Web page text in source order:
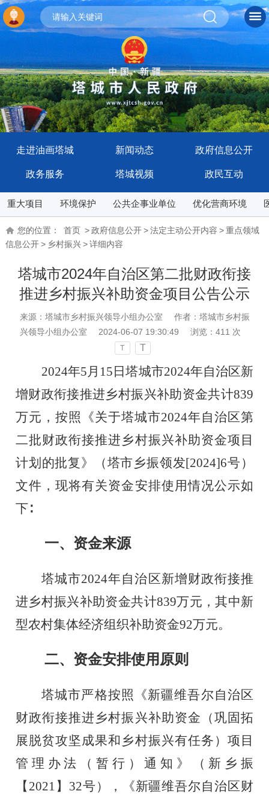
走进油画塔城 新闻动态 政府信息公开
政务服务 塔城视频 政民互动
重大项目 环境保护 公共企事业单位 优化营商环境
您的位置： 首页 >政府信息公开>法定主动公开内容 >重点领域
信息公开> 乡村振兴>详细内容
塔城市2024年自治区第二批财政衔接
推进乡村振兴补助资金项目公告公示
来源：塔城市乡村振兴领导小组办公室
作者：塔城市乡村振
兴领导小组办公室
2024-06-07 19:30:49 浏览： 411 次
T T
2024年5月15日塔城市2024年自治区新
增财政衔接推进乡村振兴补助资金共计839
万元，按照《关于塔城市2024年自治区第
二批财政衔接推进乡村振兴补助资金项目
计划的批复》（塔市乡振领发[2024]6号）
文件，现将有关资金安排使用情况公示如
下∶
一、资金来源
塔城市2024年自治区新增财政衔接推
进乡村振兴补助资金共计839万元，其中新
型农村集体经济组织补助资金92万元。
二、 资金安排使用原则
塔城市严格按照 《新疆维吾尔 自治区
财政衔接推进乡村振兴补助资金（巩固拓
展脱贫攻坚成果和乡村振兴有任务） 项目
管理办法（暂行）通知 》（ 新 乡振
【 2021】32号） ， 《新疆维吾尔 自治区财